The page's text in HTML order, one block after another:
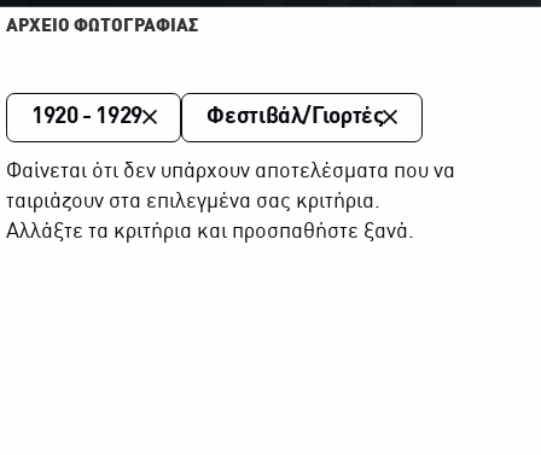
ΑΡΧΕΙΟ ΦΩΤΟΓΡΑΦΙΑΣ
1920 - 1929 Φεστιβάλ/Γιορτές
Φαίνεται ότι δεν υπάρχουν αποτελέσματα που να
ταιριάζουν στα επιλεγμένα σας κριτήρια.
Αλλάξτε τα κριτήρια και προσπαθήστε ξανά.